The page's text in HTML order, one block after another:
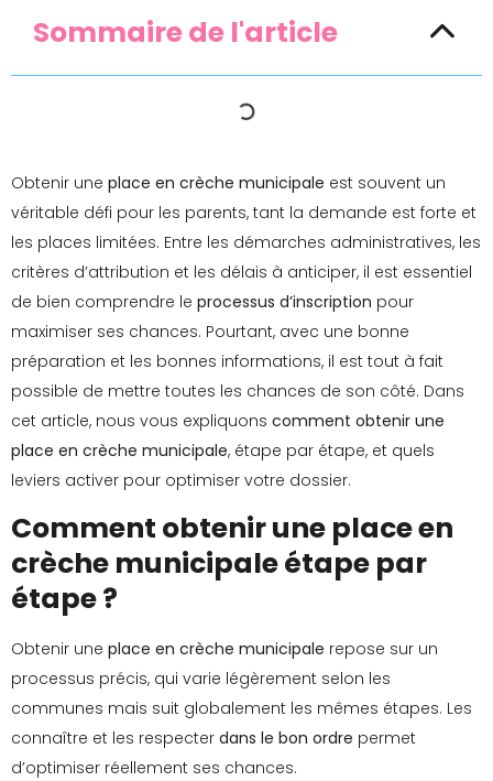
Sommaire de l'article
Obtenir une place en crèche municipale est souvent un
véritable défi pour les parents, tant la demande est forte et
les places limitées. Entre les démarches administratives, les
critères d’attribution et les délais à anticiper, il est essentiel
de bien comprendre le processus d’inscription pour
maximiser ses chances. Pourtant, avec une bonne
préparation et les bonnes informations, il est tout à fait
possible de mettre toutes les chances de son côté. Dans
cet article, nous vous expliquons comment obtenir une
place en crèche municipale, étape par étape, et quels
leviers activer pour optimiser votre dossier.
Comment obtenir une place en
crèche municipale étape par
étape ?
Obtenir une place en crèche municipale repose sur un
processus précis, qui varie légèrement selon les
communes mais suit globalement les mêmes étapes. Les
connaître et les respecter dans le bon ordre permet
d’optimiser réellement ses chances.